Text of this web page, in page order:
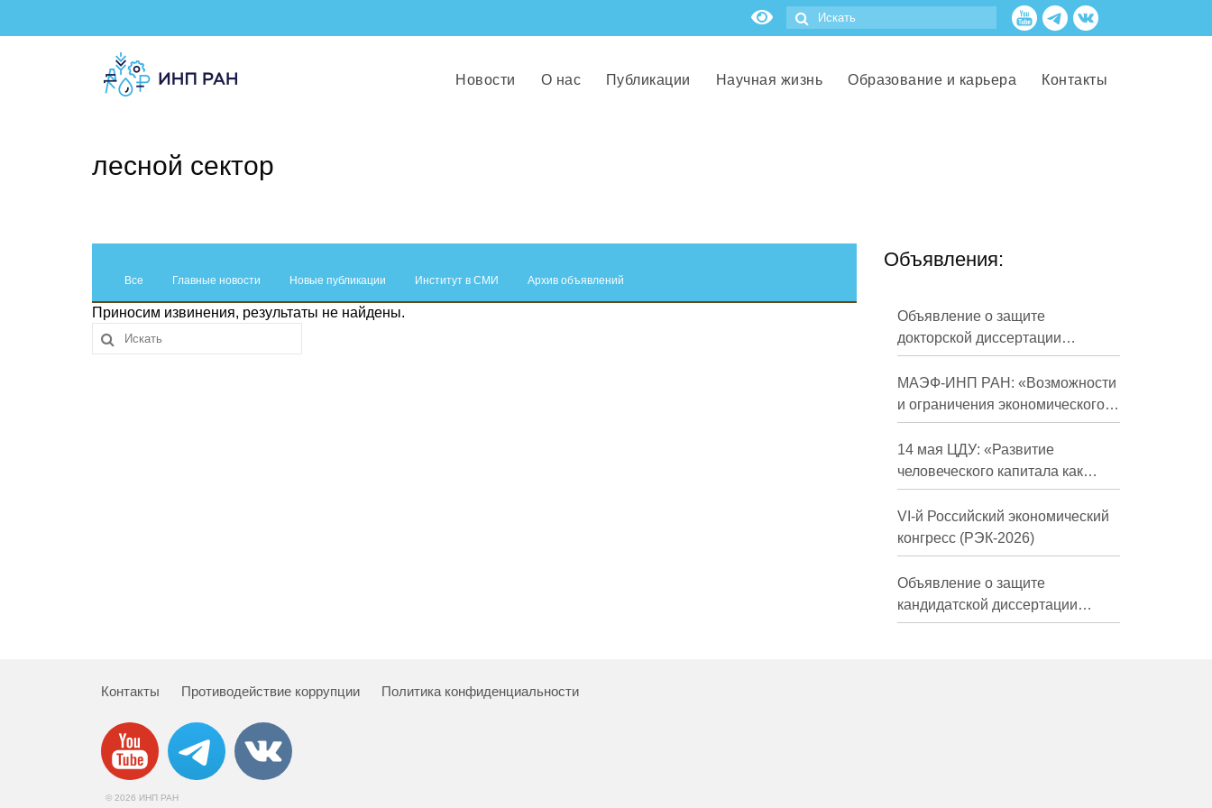
Новости О нас Публикации Научная жизнь Образование и карьера Контакты
лесной сектор
Все Главные новости Новые публикации Институт в СМИ Архив объявлений
Приносим извинения, результаты не найдены.
Объявления:
Объявление о защите
докторской диссертации
Кузнецова Михаила
Евгеньевича
МАЭФ-ИНП РАН: «Возможности
и ограничения экономического
развития России в средне- и
долгосрочной перспективе»
14 мая ЦДУ: «Развитие
человеческого капитала как
фактор экономического роста»
VI-й Российский экономический
конгресс (РЭК-2026)
Объявление о защите
кандидатской диссертации
Трындиной Николь Сергеевны
Контакты Противодействие коррупции Политика конфиденциальности
© 2026 ИНП РАН